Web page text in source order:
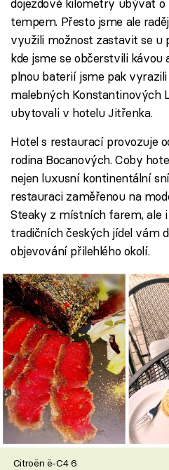
dojezdové kilometry ubývat o
tempem. Přesto jsme ale
využili možnost zastavit se u
kde jsme se občerstvili kávou
plnou baterií jsme pak
malebných Konstantinových
ubytovali v hotelu Jitřenka.
Hotel s restaurací provozuje
rodina Bocanových. Coby
nejen luxusní kontinentální
restauraci zaměřenou na
Steaky z místních farem, ale
tradičních českých jídel vám
objevování přilehlého okolí.
Citroën ë-C4 6